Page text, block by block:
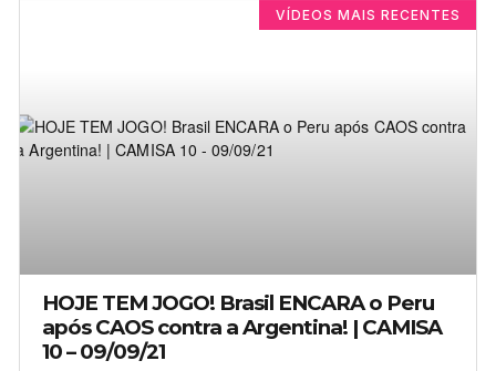
VÍDEOS MAIS RECENTES
HOJE TEM JOGO! Brasil ENCARA o Peru
após CAOS contra a Argentina! | CAMISA
10 – 09/09/21